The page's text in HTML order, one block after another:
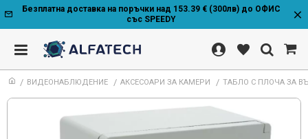
Безплатна доставка на поръчки над 153.39 € (300лв) до ОФИС
със SPEEDY
ВИДЕОНАБЛЮДЕНИЕ АКСЕСОАРИ ЗА КАМЕРИ ТАБЛО С ПЛОЧА ЗА